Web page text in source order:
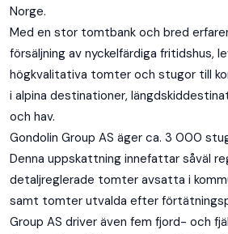
Norge.
Med en stor tomtbank och bred
försäljning av nyckelfärdiga fritidshus,
högkvalitativa tomter och stugor till
i alpina destinationer,
och hav.
Gondolin Group AS äger ca. 3 000
Denna uppskattning innefattar såväl
detaljreglerade tomter avsatta i
samt tomter utvalda efter
Group AS driver även fem fjord- och